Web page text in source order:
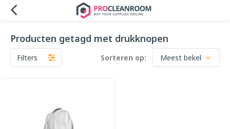
Producten getagd met drukknopen
Filters Sorteren op: